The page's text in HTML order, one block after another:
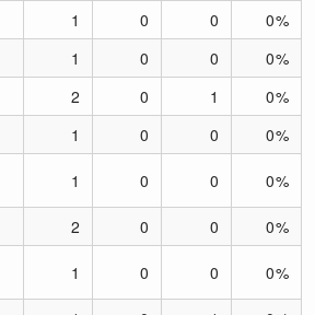
1 0 0
0%
1 0 0
0%
2 0 1
0%
1 0 0
0%
1 0 0 0%
2 0 0
0%
1 0 0 0%